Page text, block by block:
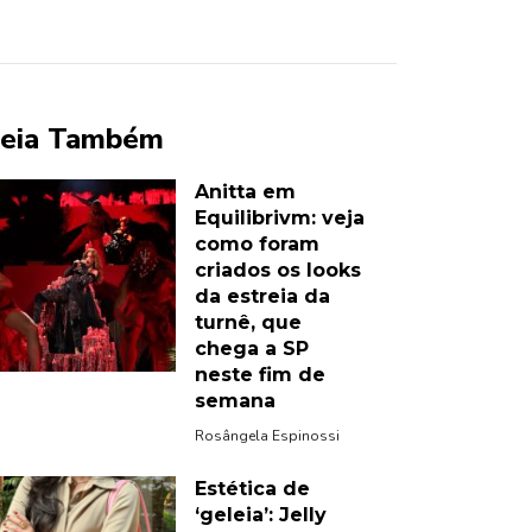
Também
Anitta em
Equilibrivm: veja
como foram
criados os looks
da estreia da
turnê, que
chega a SP
neste fim de
semana
Rosângela Espinossi
Estética de
‘geleia’: Jelly